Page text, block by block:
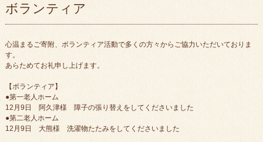
ボランティア
心温まるご寄附、ボランティア活動で多くの方々からご協力いただいておりま
す。
あらためてお礼申し上げます。
【ボランティア】
●第一老人ホーム
12月9日 阿久津様 障子の張り替えをしてくださいました
●第二老人ホーム
12月9日 大熊様 洗濯物たたみをしてくださいました